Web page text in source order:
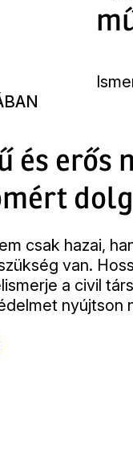
és erős
csak hazai,
van.
a civil
nyújtson